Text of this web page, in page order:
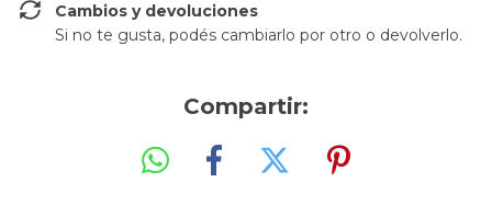
Cambios y devoluciones
Si no te gusta, podés cambiarlo por otro o devolverlo.
Compartir: